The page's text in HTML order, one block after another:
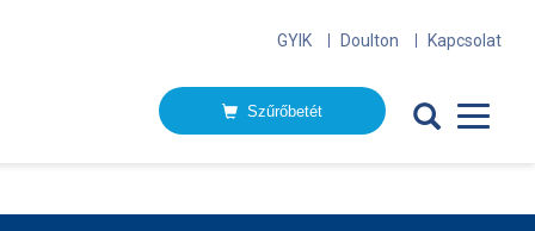
GYIK Doulton Kapcsolat
Szűrőbetét